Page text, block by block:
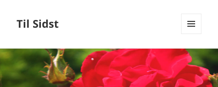
Til Sidst
WIDGETS